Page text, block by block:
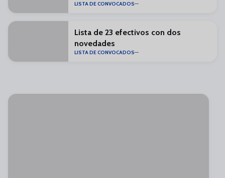
#RealZaragozaMálaga
LISTA DE CONVOCADOS
Lista de 23 efectivos con dos
novedades
LISTA DE CONVOCADOS